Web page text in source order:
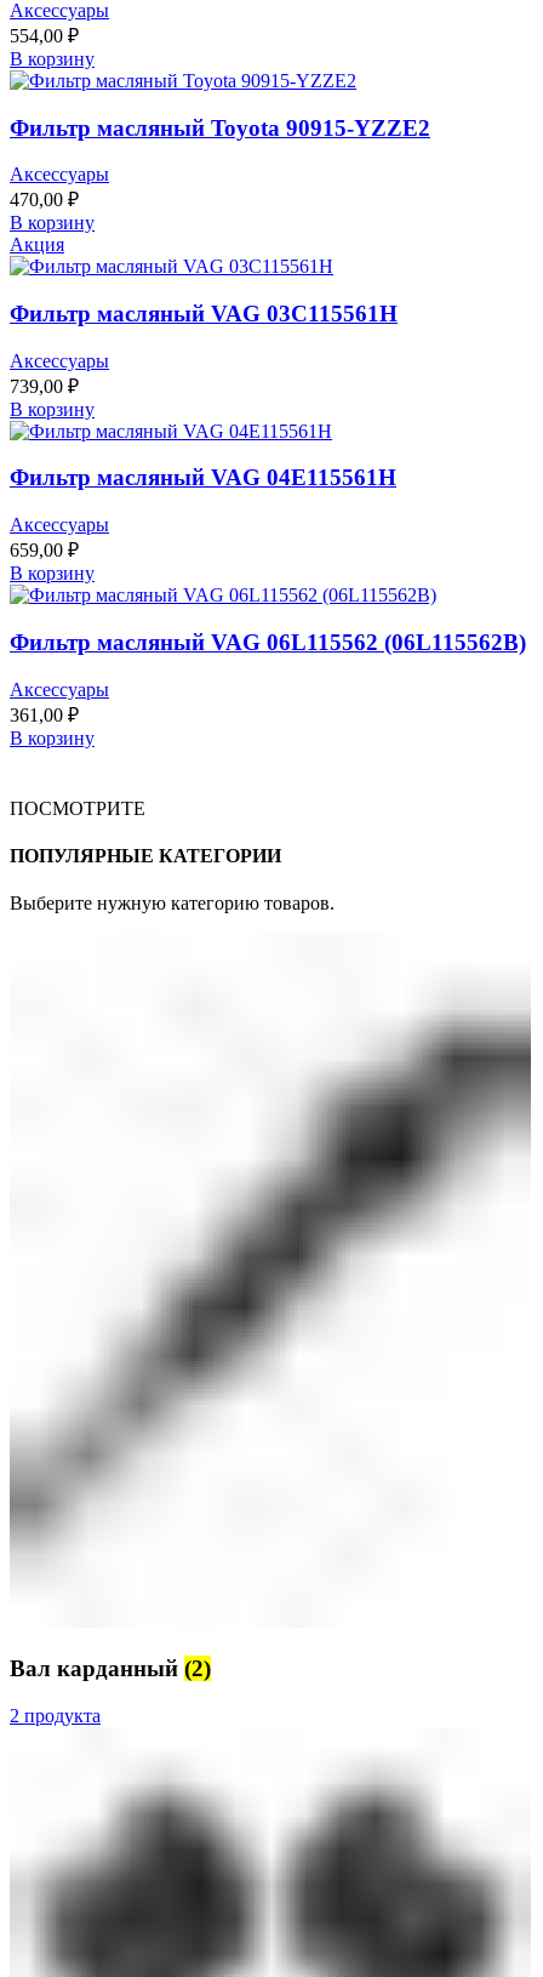
Аксессуары
554,00 ₽
В корзину
Фильтр масляный Toyota 90915-YZZE2
Аксессуары
470,00 ₽
В корзину
Акция
Фильтр масляный VAG 03C115561H
Аксессуары
739,00 ₽
В корзину
Фильтр масляный VAG 04E115561H
Аксессуары
659,00 ₽
В корзину
Фильтр масляный VAG 06L115562 (06L115562B)
Аксессуары
361,00 ₽
В корзину
ПОСМОТРИТЕ
ПОПУЛЯРНЫЕ КАТЕГОРИИ
Выберите нужную категорию товаров.
Вал карданный (2)
2 продукта